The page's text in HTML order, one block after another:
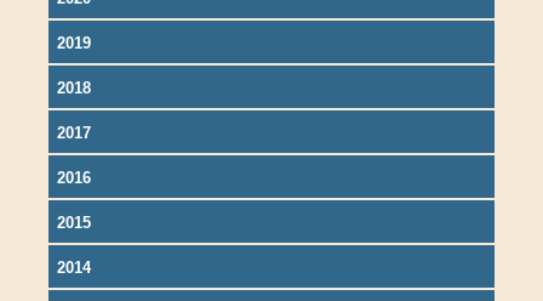
2019
2018
2017
2016
2015
2014